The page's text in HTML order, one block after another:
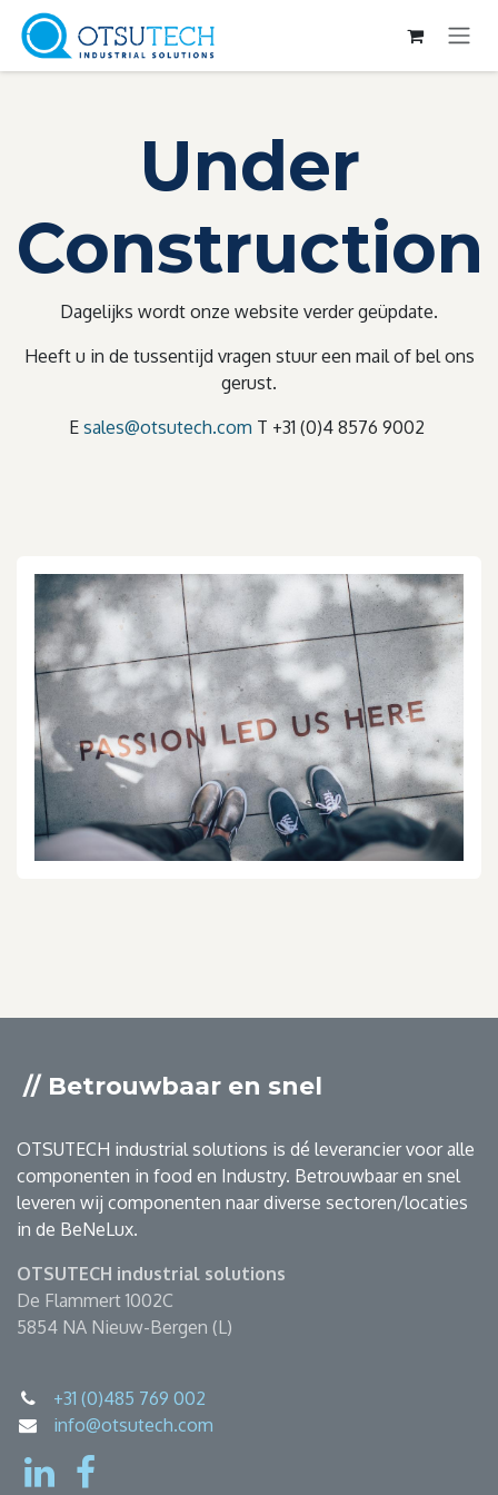
Overslaan naar inhoud
Under
Construction
Dagelijks wordt onze website verder geüpdate.
Heeft u in de tussentijd vragen stuur een mail of bel ons
gerust.
E sales@otsutech.com T +31 (0)4 8576 9002
// Betrouwbaar en snel
OTSUTECH industrial solutions is dé leverancier voor alle
componenten in food en Industry. Betrouwbaar en snel
leveren wij componenten naar diverse sectoren/locaties
in de BeNeLux.
OTSUTECH industrial solutions
De Flammert 1002C
5854 NA Nieuw-Bergen (L)
+31 (0)485 769 002
info@otsutech.com